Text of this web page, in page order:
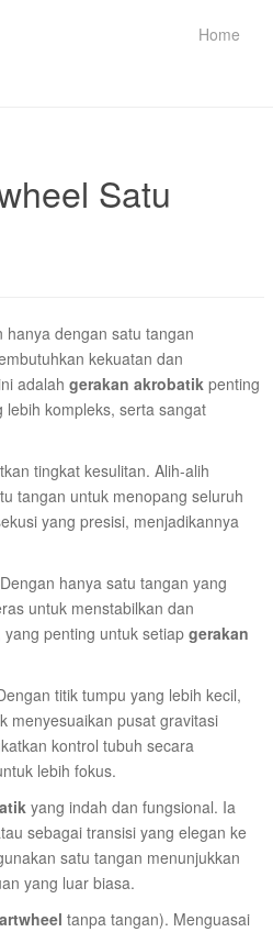
Home
Satu
hanya dengan satu tangan
kekuatan dan
adalah gerakan akrobatik penting
kompleks, serta sangat
tingkat kesulitan. Alih-alih
tangan untuk menopang seluruh
yang presisi, menjadikannya
hanya satu tangan yang
untuk menstabilkan dan
penting untuk setiap gerakan
titik tumpu yang lebih kecil,
menyesuaikan pusat gravitasi
kontrol tubuh secara
lebih fokus.
yang indah dan fungsional. Ia
sebagai transisi yang elegan ke
satu tangan menunjukkan
yang luar biasa.
tanpa tangan). Menguasai